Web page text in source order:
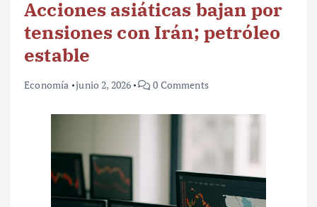
Acciones asiáticas bajan por
tensiones con Irán; petróleo
estable
Economía junio 2, 2026 0 Comments